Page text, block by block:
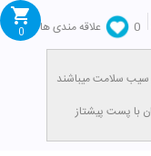
0
علاقه مندی ها
0